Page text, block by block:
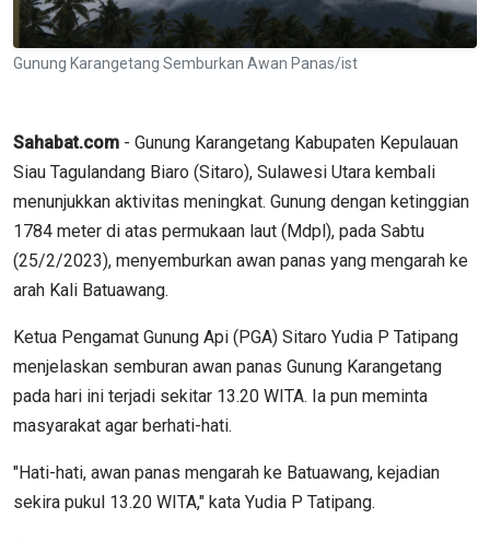
Gunung Karangetang Semburkan Awan Panas/ist
Sahabat.com - Gunung Karangetang Kabupaten Kepulauan
Siau Tagulandang Biaro (Sitaro), Sulawesi Utara kembali
menunjukkan aktivitas meningkat. Gunung dengan ketinggian
1784 meter di atas permukaan laut (Mdpl), pada Sabtu
(25/2/2023), menyemburkan awan panas yang mengarah ke
arah Kali Batuawang.
Ketua Pengamat Gunung Api (PGA) Sitaro Yudia P Tatipang
menjelaskan semburan awan panas Gunung Karangetang
pada hari ini terjadi sekitar 13.20 WITA. Ia pun meminta
masyarakat agar berhati-hati.
"Hati-hati, awan panas mengarah ke Batuawang, kejadian
sekira pukul 13.20 WITA," kata Yudia P Tatipang.